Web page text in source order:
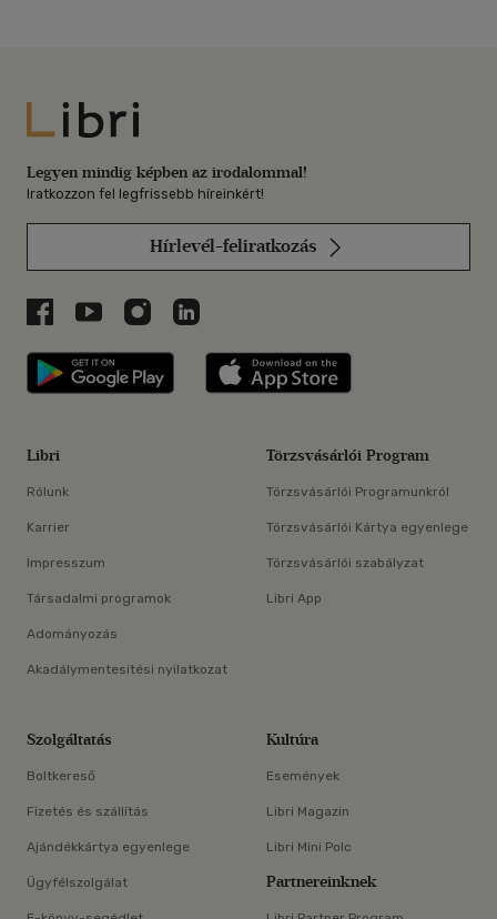
Libri
Legyen mindig képben az irodalommal!
Iratkozzon fel legfrissebb híreinkért!
Hírlevél-feliratkozás
Libri a Facebookon
Libri a Youtube-on
Libri az Instagramon
Libri a LinkedInen
Libri applikáció Szerezd meg: Google
Libri
Rólunk
Karrier
Impresszum
Társadalmi programok
Adományozás
Akadálymentesítési nyilatkozat
Törzsvásárlói Program
Törzsvásárlói Programunkról
Törzsvásárlói Kártya egyenlege
Törzsvásárlói szabályzat
Libri App
Szolgáltatás
Boltkereső
Fizetés és szállítás
Ajándékkártya egyenlege
Ügyfélszolgálat
Kultúra
Események
Libri Magazin
Libri Mini Polc
Partnereinknek